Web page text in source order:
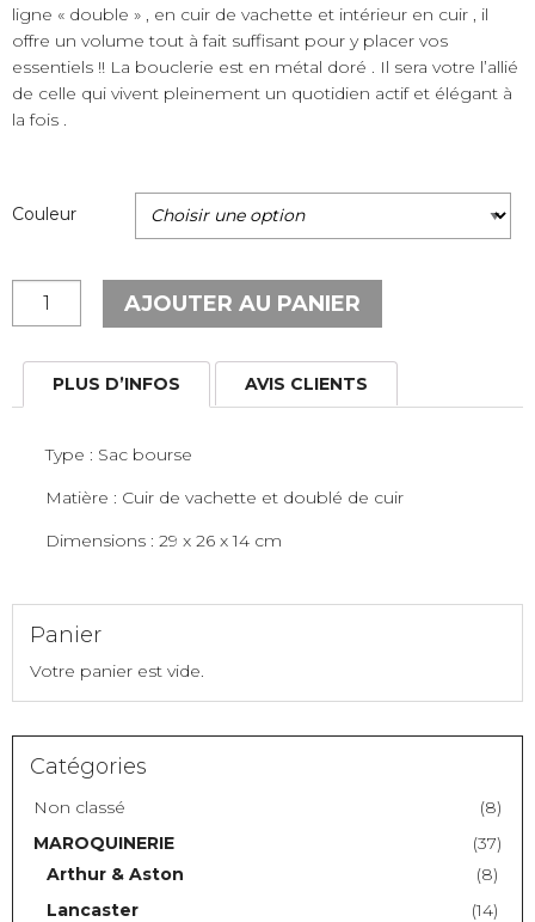
ligne « double » , en cuir de vachette et intérieur en cuir , il
offre un volume tout à fait suffisant pour y placer vos
essentiels !! La bouclerie est en métal doré . Il sera votre l’allié
de celle qui vivent pleinement un quotidien actif et élégant à
la fois .
Couleur
quantité
de
bourse"
Double
AJOUTER AU PANIER
PLUS D’INFOS AVIS CLIENTS
Type : Sac bourse
Matière : Cuir de vachette et doublé de cuir
Dimensions : 29 x 26 x 14 cm
Panier
Votre panier est vide.
Catégories
Non classé
(8)
MAROQUINERIE
(37)
Arthur & Aston
(8)
Lancaster
(14)